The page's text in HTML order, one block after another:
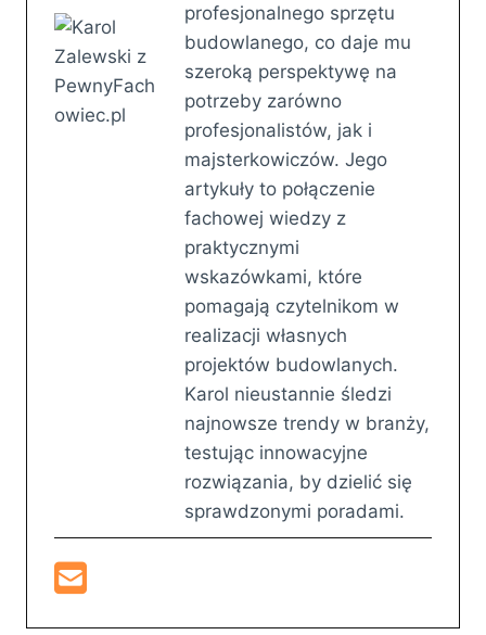
profesjonalnego sprzętu
budowlanego, co daje mu
szeroką perspektywę na
potrzeby zarówno
profesjonalistów, jak i
majsterkowiczów. Jego
artykuły to połączenie
fachowej wiedzy z
praktycznymi
wskazówkami, które
pomagają czytelnikom w
realizacji własnych
projektów budowlanych.
Karol nieustannie śledzi
najnowsze trendy w branży,
testując innowacyjne
rozwiązania, by dzielić się
sprawdzonymi poradami.